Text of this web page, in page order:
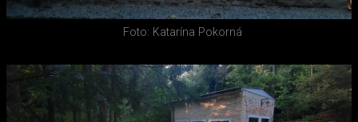
Foto: Katarína Pokorná